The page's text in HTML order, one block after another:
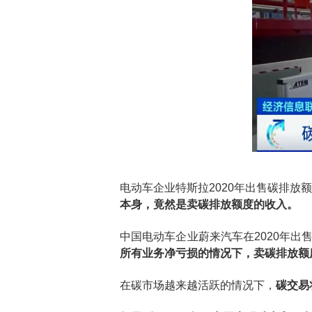
电动车企业特斯拉2020年出售碳排放
本身，竟然是卖碳排放额度的收入。
中国电动车企业蔚来汽车在2020年出
所有业务净亏损的情况下，卖碳排放
在碳市场越来越活跃的情况下， 碳交易